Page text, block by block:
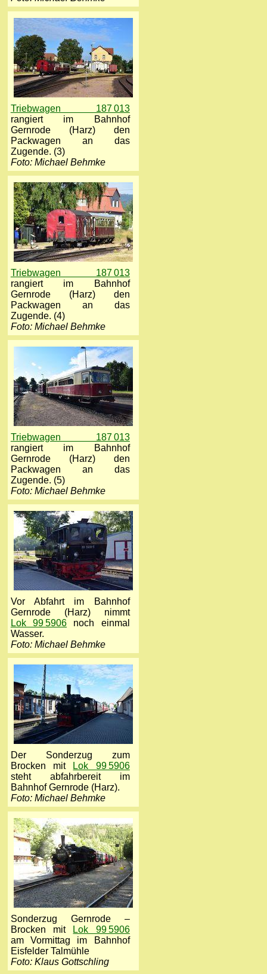
Triebwagen 187 013
rangiert im Bahnhof
Gernrode (Harz) den
Packwagen an das
Zugende. (3)
Foto: Michael Behmke
Triebwagen 187 013
rangiert im Bahnhof
Gernrode (Harz) den
Packwagen an das
Zugende. (4)
Foto: Michael Behmke
Triebwagen 187 013
rangiert im Bahnhof
Gernrode (Harz) den
Packwagen an das
Zugende. (5)
Foto: Michael Behmke
Vor Abfahrt im Bahnhof
Gernrode (Harz) nimmt
Lok 99 5906 noch einmal
Wasser.
Foto: Michael Behmke
Der Sonderzug zum
Brocken mit
Lok 99 5906
steht abfahrbereit im
Bahnhof Gernrode (Harz).
Foto: Michael Behmke
Sonderzug Gernrode –
Brocken mit
Lok 99 5906
am Vormittag im Bahnhof
Eisfelder Talmühle
Foto: Klaus Gottschling